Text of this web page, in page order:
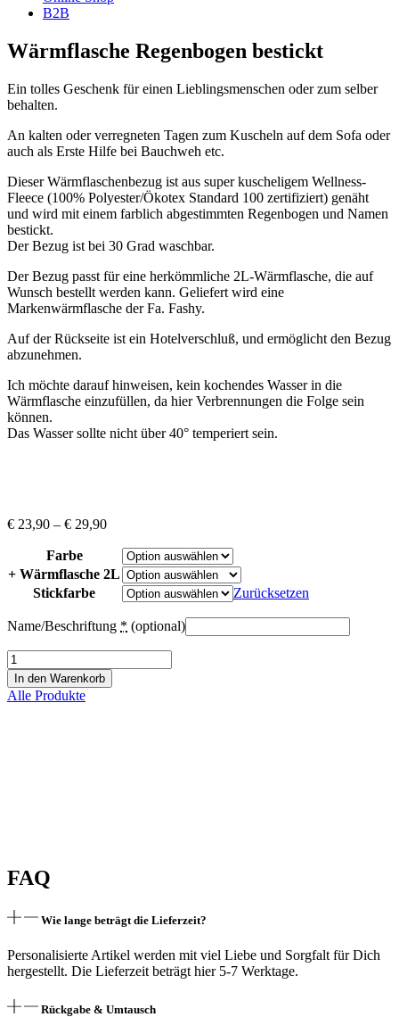
B2B
Wärmflasche Regenbogen bestickt
Ein tolles Geschenk für einen Lieblingsmenschen oder zum selber
behalten.
An kalten oder verregneten Tagen zum Kuscheln auf dem Sofa oder
auch als Erste Hilfe bei Bauchweh etc.
Dieser Wärmflaschenbezug ist aus super kuscheligem Wellness-
Fleece (100% Polyester/Ökotex Standard 100 zertifiziert) genäht
und wird mit einem farblich abgestimmten Regenbogen und Namen
bestickt.
Der Bezug ist bei 30 Grad waschbar.
Der Bezug passt für eine herkömmliche 2L-Wärmflasche, die auf
Wunsch bestellt werden kann. Geliefert wird eine
Markenwärmflasche der Fa. Fashy.
Auf der Rückseite ist ein Hotelverschluß, und ermöglicht den Bezug
abzunehmen.
Ich möchte darauf hinweisen, kein kochendes Wasser in die
Wärmflasche einzufüllen, da hier Verbrennungen die Folge sein
können.
Das Wasser sollte nicht über 40° temperiert sein.
€ 23,90 – € 29,90Preisspanne:
€ 29,90
Farbe
+ Wärmflasche 2L
Stickfarbe
Zurücksetzen
Name/Beschriftung * (optional)
Wärmflasche
Regenbogen
bestickt
Menge
In den Warenkorb
Alle Produkte
FAQ
Wie lange beträgt die Lieferzeit?
Personalisierte Artikel werden mit viel Liebe und Sorgfalt für Dich
hergestellt. Die Lieferzeit beträgt hier 5-7 Werktage.
Rückgabe & Umtausch